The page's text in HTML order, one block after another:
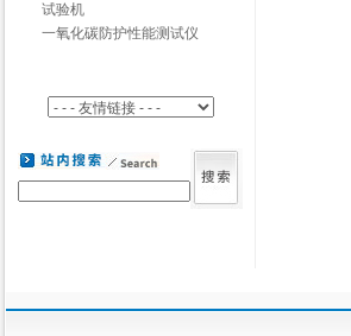
试验机
一氧化碳防护性能测试仪